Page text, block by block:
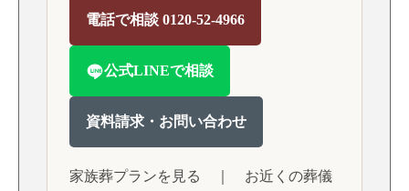
電話で相談 0120-52-4966
公式LINEで相談
資料請求・お問い合わせ
家族葬プランを見る
お近くの葬儀